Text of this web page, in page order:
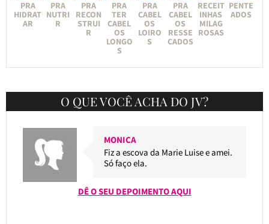
PRA
HIDRAT
AR
PRA
NUTRI
R
PRA
RECON
STRUI
R
PRA
TER
CABEL
OS
LONGO
S
PRA
CABEL
OS
LOIRO
S
PRA
CABEL
OS
RESSE
CADOS
RECEIT
INHAS
MILAG
ROSAS
PENTE
ADOS
O QUE VOCÊ ACHA DO JV?
MONICA
Fiz a escova da Marie Luise e amei.
Só faço ela.
DÊ O SEU DEPOIMENTO AQUI